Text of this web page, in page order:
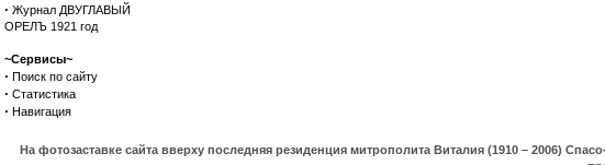
· Журнал ДВУГЛАВЫЙ
ОРЕЛЪ 1921 год
~Сервисы~
· Поиск по сайту
· Статистика
· Навигация
На фотозаставке сайта вверху последняя резиденция митрополита Виталия (1910 – 2006)